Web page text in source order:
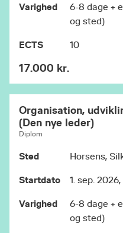
Varighed
6-8 dage +
og sted)
ECTS 10
17.000 kr.
Organisation,
(Den nye leder)
Diplom
Sted Horsens,
Startdato 1. sep.
Varighed
6-8 dage +
og sted)